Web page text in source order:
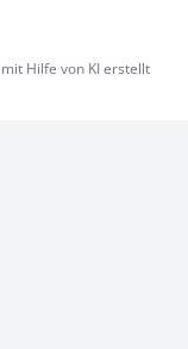
Hilfe von KI erstellt